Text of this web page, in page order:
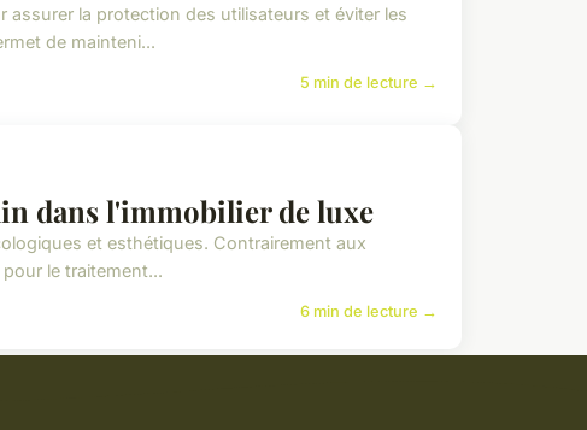
la protection des utilisateurs et éviter les
de mainteni...
5 min de lecture →
dans l'immobilier de luxe
et esthétiques. Contrairement aux
le traitement...
6 min de lecture →